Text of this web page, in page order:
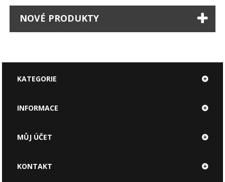
NOVÉ PRODUKTY
KATEGORIE
INFORMACE
MŮJ ÚČET
KONTAKT